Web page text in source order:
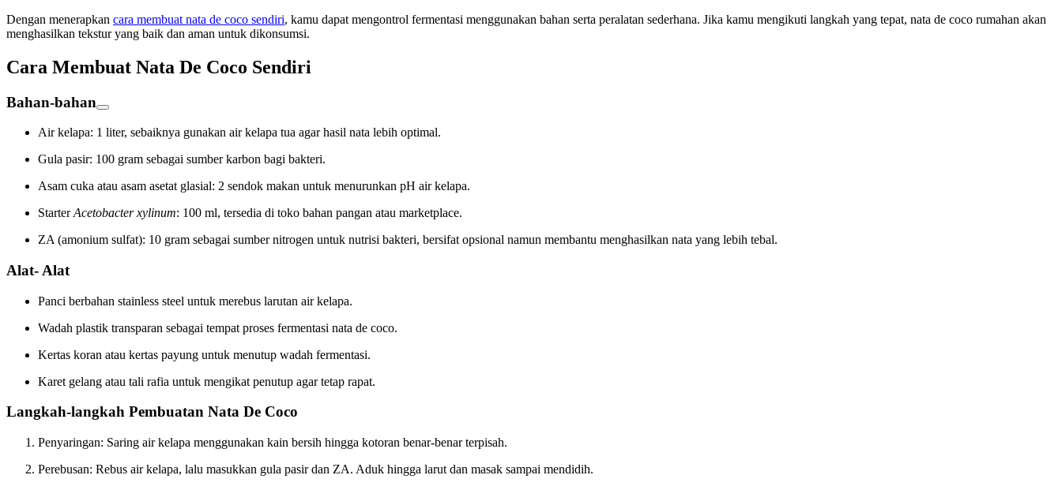
Dengan menerapkan cara membuat nata de coco sendiri, kamu dapat mengontrol fermentasi menggunakan bahan serta peralatan sederhana. Jika kamu mengikuti langkah yang tepat, nata de coco rumahan akan
menghasilkan tekstur yang baik dan aman untuk dikonsumsi.
Cara Membuat Nata De Coco Sendiri
Bahan-bahan
Air kelapa: 1 liter, sebaiknya gunakan air kelapa tua agar hasil nata lebih optimal.
Gula pasir: 100 gram sebagai sumber karbon bagi bakteri.
Asam cuka atau asam asetat glasial: 2 sendok makan untuk menurunkan pH air kelapa.
StarterAcetobacter xylinum: 100 ml, tersedia di toko bahan pangan atau marketplace.
ZA (amonium sulfat): 10 gram sebagai sumber nitrogen untuk nutrisi bakteri, bersifat opsional namun membantu menghasilkan nata yang lebih tebal.
Alat- Alat
Panci berbahan stainless steel untuk merebus larutan air kelapa.
Wadah plastik transparan sebagai tempat proses fermentasi nata de coco.
Kertas koran atau kertas payung untuk menutup wadah fermentasi.
Karet gelang atau tali rafia untuk mengikat penutup agar tetap rapat.
Langkah-langkah Pembuatan Nata De Coco
Penyaringan: Saring air kelapa menggunakan kain bersih hingga kotoran benar-benar terpisah.
Perebusan: Rebus air kelapa, lalu masukkan gula pasir dan ZA. Aduk hingga larut dan masak sampai mendidih.